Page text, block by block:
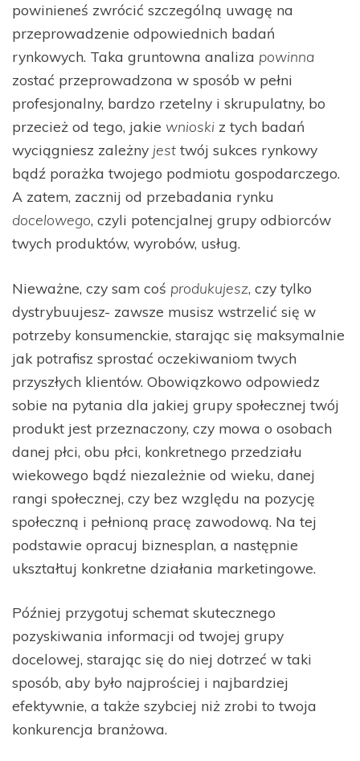
powinieneś zwrócić szczególną uwagę na
przeprowadzenie odpowiednich badań
rynkowych. Taka gruntowna analiza powinna
zostać przeprowadzona w sposób w pełni
profesjonalny, bardzo rzetelny i skrupulatny, bo
przecież od tego, jakie wnioski z tych badań
wyciągniesz zależny jest twój sukces rynkowy
bądź porażka twojego podmiotu gospodarczego.
A zatem, zacznij od przebadania rynku
docelowego, czyli potencjalnej grupy odbiorców
twych produktów, wyrobów, usług.
Nieważne, czy sam coś produkujesz, czy tylko
dystrybuujesz- zawsze musisz wstrzelić się w
potrzeby konsumenckie, starając się maksymalnie
jak potrafisz sprostać oczekiwaniom twych
przyszłych klientów. Obowiązkowo odpowiedz
sobie na pytania dla jakiej grupy społecznej twój
produkt jest przeznaczony, czy mowa o osobach
danej płci, obu płci, konkretnego przedziału
wiekowego bądź niezależnie od wieku, danej
rangi społecznej, czy bez względu na pozycję
społeczną i pełnioną pracę zawodową. Na tej
podstawie opracuj biznesplan, a następnie
ukształtuj konkretne działania marketingowe.
Później przygotuj schemat skutecznego
pozyskiwania informacji od twojej grupy
docelowej, starając się do niej dotrzeć w taki
sposób, aby było najprościej i najbardziej
efektywnie, a także szybciej niż zrobi to twoja
konkurencja branżowa.